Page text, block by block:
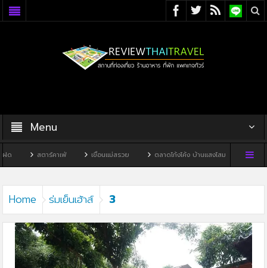
Menu
สตาร์คาเฟ่ เขื่อนแม่สรวย ตลาดโก้งโค้ง บ้านแสงโสม ทิวผาคา
Home ร่มเย็นเฮ้าส์ 3